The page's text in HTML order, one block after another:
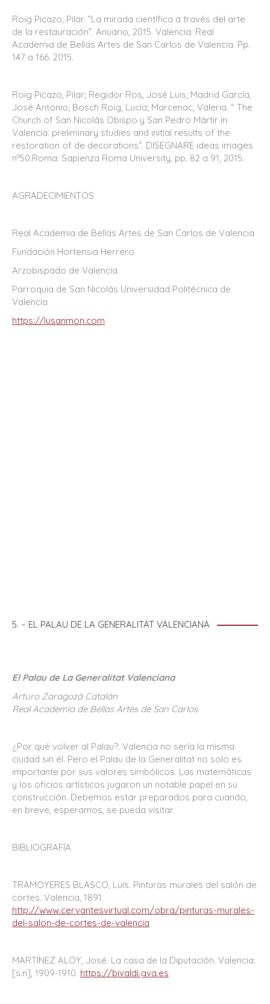
Roig Picazo, Pilar. “La mirada científica a través del arte
de la restauración”. Anuario, 2015. Valencia: Real
Academia de Bellas Artes de San Carlos de Valencia. Pp.
147 a 166. 2015.
Roig Picazo, Pilar; Regidor Ros, José Luis; Madrid García,
José Antonio; Bosch Roig, Lucía; Marcenac, Valeria. “ The
Church of San Nicolás Obispo y San Pedro Mártir in
Valencia: preliminary studies and initial results of the
restoration of de decorations”. DISEGNARE ideas images
nº50.Roma: Sapienza Roma University, pp. 82 a 91, 2015.
AGRADECIMIENTOS
Real Academia de Bellas Artes de San Carlos de Valencia
Fundación Hortensia Herrero
Arzobispado de Valencia
Parroquia de San Nicolás Universidad Politécnica de
Valencia
https://lusanmon.com
5. – EL PALAU DE LA GENERALITAT VALENCIANA
El Palau de La Generalitat Valenciana
Arturo Zaragozá Catalán
Real Academia de Bellas Artes de San Carlos
¿Por qué volver al Palau?. Valencia no sería la misma
ciudad sin él. Pero el Palau de la Generalitat no solo es
importante por sus valores simbólicos. Las matemáticas
y los oficios artísticos jugaron un notable papel en su
construcción. Debemos estar preparados para cuando,
en breve, esperamos, se pueda visitar.
BIBLIOGRAFÍA
TRAMOYERES BLASCO, Luis. Pinturas murales del salón de
cortes. Valencia, 1891.
http://www.cervantesvirtual.com/obra/pinturas-murales-
del-salon-de-cortes-de-valencia
MARTÍNEZ ALOY, José. La casa de la Diputación. Valencia:
[s.n], 1909-1910. https://bivaldi.gva.es